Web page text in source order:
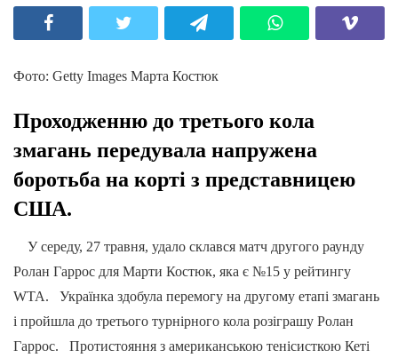
Фото: Getty Images Марта Костюк
Проходженню до третього кола
змагань передувала напружена
боротьба на корті з представницею
США.
У середу, 27 травня, удало склався матч другого раунду
Ролан Гаррос для Марти Костюк, яка є №15 у рейтингу
WTA. Українка здобула перемогу на другому етапі змагань
і пройшла до третього турнірного кола розіграшу Ролан
Гаррос. Протистояння з американською тенісисткою Кеті